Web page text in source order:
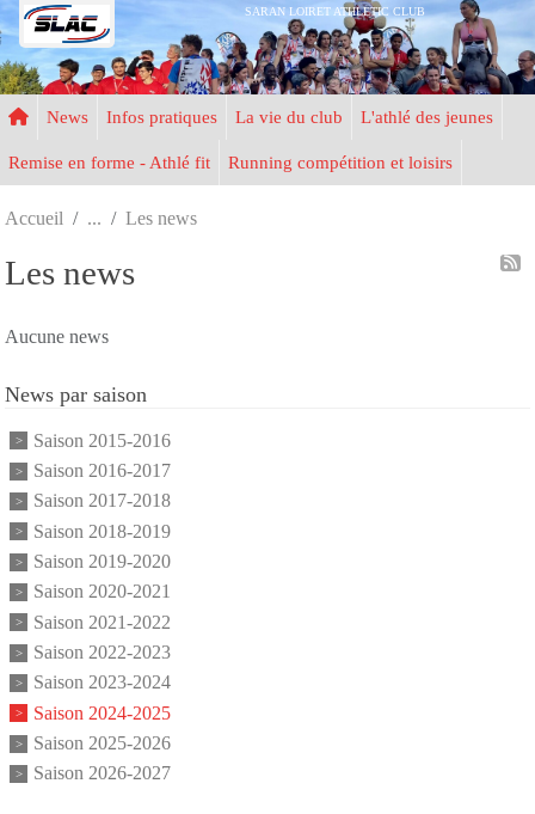
SARAN LOIRET ATHLETIC CLUB
News Infos pratiques La vie du club L'athlé des jeunes
Remise en forme - Athlé fit Running compétition et loisirs
Accueil Les news
Les news
Aucune news
News par saison
Saison 2015-2016
Saison 2016-2017
Saison 2017-2018
Saison 2018-2019
Saison 2019-2020
Saison 2020-2021
Saison 2021-2022
Saison 2022-2023
Saison 2023-2024
Saison 2024-2025
Saison 2025-2026
Saison 2026-2027
Panneau de gestion des cookies